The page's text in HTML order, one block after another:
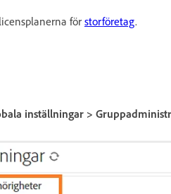
för storföretag.
inställningar >